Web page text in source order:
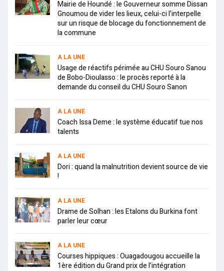
Mairie de Houndé : le Gouverneur somme Dissan
Gnoumou de vider les lieux, celui-ci l’interpelle
sur un risque de blocage du fonctionnement de
la commune
A LA UNE
Usage de réactifs périmée au CHU Souro Sanou
de Bobo-Dioulasso : le procès reporté à la
demande du conseil du CHU Souro Sanon
A LA UNE
Coach Issa Deme : le système éducatif tue nos
talents
A LA UNE
Dori : quand la malnutrition devient source de vie
!
A LA UNE
Drame de Solhan : les Etalons du Burkina font
parler leur cœur
A LA UNE
Courses hippiques : Ouagadougou accueille la
1ère édition du Grand prix de l’intégration